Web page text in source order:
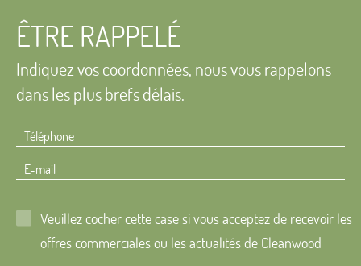
ÊTRE RAPPELÉ
Indiquez vos coordonnées, nous vousrappelons
dans les plus brefs délais.
Téléphone
E-mail
Veuillez cocher cette case si vous acceptez de recevoir les
offres commerciales ou les actualités de Cleanwood